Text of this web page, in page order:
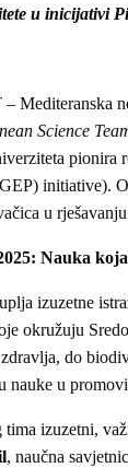
u inicijativi
Mediteranska
Science
pionira
initiative).
u
Nauka
izuzetne
okružuju
do
nauke u
izuzetni,
, naučna